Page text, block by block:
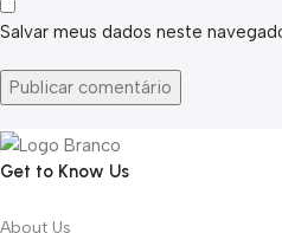
Salvar meus dados neste
Get to Know Us
About Us